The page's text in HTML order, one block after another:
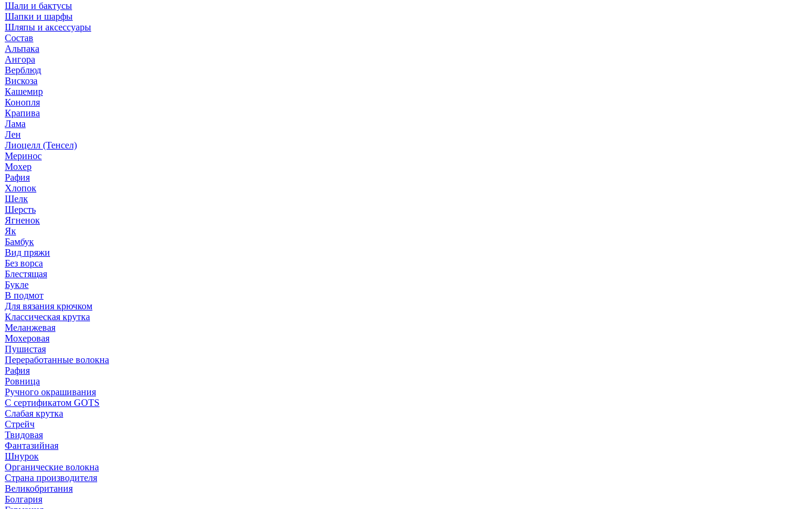
Шали и бактусы
Шапки и шарфы
Шляпы и аксессуары
Состав
Альпака
Ангора
Верблюд
Вискоза
Кашемир
Конопля
Крапива
Лама
Лен
Лиоцелл (Тенсел)
Меринос
Мохер
Рафия
Хлопок
Шелк
Шерсть
Ягненок
Як
Бамбук
Вид пряжи
Без ворса
Блестящая
Букле
В подмот
Для вязания крючком
Классическая крутка
Меланжевая
Мохеровая
Пушистая
Переработанные волокна
Рафия
Ровница
Ручного окрашивания
С сертификатом GOTS
Слабая крутка
Стрейч
Твидовая
Фантазийная
Шнурок
Органические волокна
Страна производителя
Великобритания
Болгария